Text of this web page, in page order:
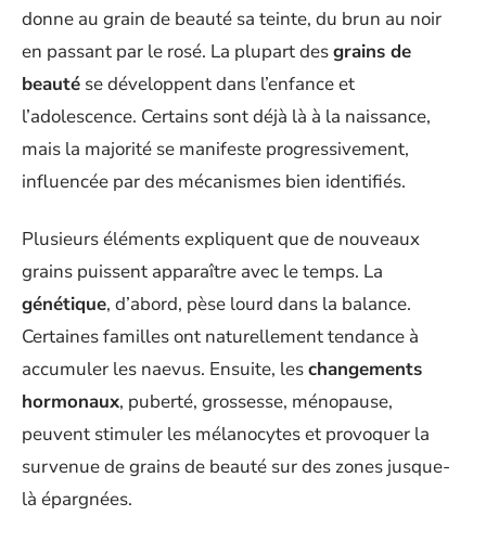
donne au grain de beauté sa teinte, du brun au noir
en passant par le rosé. La plupart desgrains de
beauté se développent dans l’enfance et
l’adolescence. Certains sont déjà là à la naissance,
mais la majorité se manifeste progressivement,
influencée par des mécanismes bien identifiés.
Plusieurs éléments expliquent que de nouveaux
grains puissent apparaître avec le temps. La
génétique, d’abord, pèse lourd dans la balance.
Certaines familles ont naturellement tendance à
accumuler les naevus. Ensuite, leschangements
hormonaux, puberté, grossesse, ménopause,
peuvent stimuler les mélanocytes et provoquer la
survenue de grains de beauté sur des zones jusque-
là épargnées.